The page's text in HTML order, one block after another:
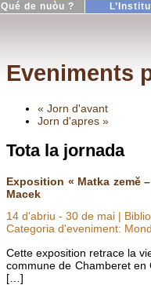
Qué de nuòu ?
Eveniments
« Jorn d'avant
Jorn d'apres »
Tota la jornada
Exposition « Matka země
Macek
14 d'abriu - 30 de mai |
Categoria d'eveniment:
Cette exposition retrace la
commune de Chamberet en
[…]